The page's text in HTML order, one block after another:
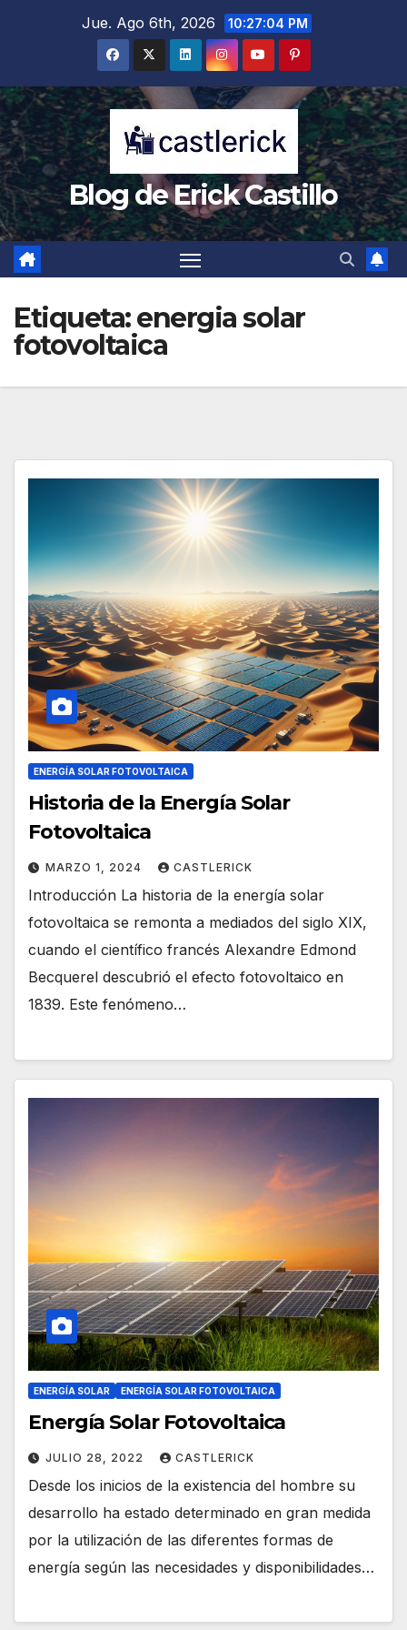
Jue. Ago 6th, 2026 10:27:05 PM
Blog de Erick Castillo
Etiqueta:energia solar
fotovoltaica
ENERGÍA SOLAR FOTOVOLTAICA
Historia de la Energía Solar
Fotovoltaica
MARZO 1, 2024 CASTLERICK
Introducción La historia de la energía solar
fotovoltaica se remonta a mediados del siglo XIX,
cuando el científico francés Alexandre Edmond
Becquerel descubrió el efecto fotovoltaico en
1839. Este fenómeno…
ENERGÍA SOLAR ENERGÍA SOLAR FOTOVOLTAICA
Energía Solar Fotovoltaica
JULIO 28, 2022 CASTLERICK
Desde los inicios de la existencia del hombre su
desarrollo ha estado determinado en gran medida
por la utilización de las diferentes formas de
energía según las necesidades y disponibilidades…